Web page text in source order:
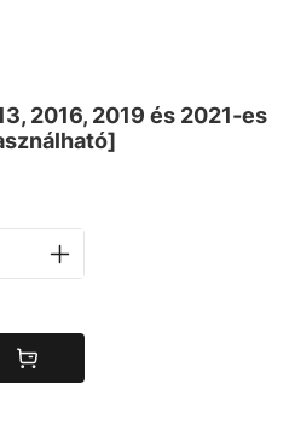
2016, 2019 és 2021-es